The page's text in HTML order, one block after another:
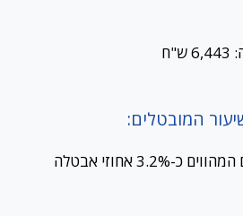
המובטלים:
כ-145,000 מובטלים המהווים כ-3.2% אחוזי אבטלה